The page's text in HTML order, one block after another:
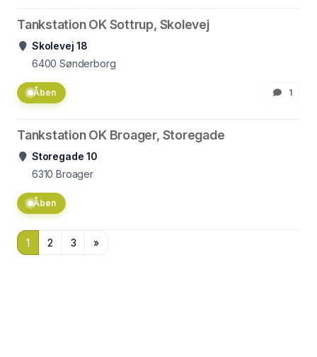
Tankstation OK Sottrup, Skolevej
Skolevej 18
6400 Sønderborg
Åben 1
Tankstation OK Broager, Storegade
Storegade 10
6310 Broager
Åben
1 2 3 »